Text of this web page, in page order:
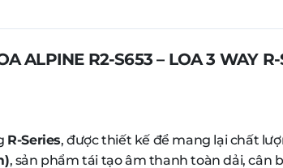
ALPINE R2-S653 – LOA 3 WAY R-
R-Series, được thiết kế để mang lại chất
, sản phẩm tái tạo âm thanh toàn dải, cân